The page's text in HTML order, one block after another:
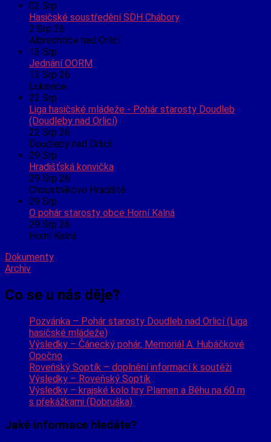
02 Srp
Hasičské soustředění SDH Chábory
2 Srp 26
Albrechtice nad Orlicí
13 Srp
Jednání OORM
13 Srp 26
Lukavice
22 Srp
Liga hasičské mládeže - Pohár starosty Doudleb
(Doudleby nad Orlicí)
22 Srp 26
Doudleby nad Orlicí
29 Srp
Hradišťská konvička
29 Srp 26
Choustníkovo Hradiště
29 Srp
O pohár starosty obce Horní Kalná
29 Srp 26
Horní Kalná
Dokumenty
Archiv
Co se u nás děje?
Pozvánka – Pohár starosty Doudleb nad Orlicí (Liga
hasičské mládeže)
Výsledky – Čánecký pohár, Memoriál A. Hubáčkové
Opočno
Roveňský Soptík – doplnění informací k soutěži
Výsledky – Roveňský Soptík
Výsledky – krajské kolo hry Plamen a Běhu na 60 m
s překážkami (Dobruška)
Jaké informace hledáte?